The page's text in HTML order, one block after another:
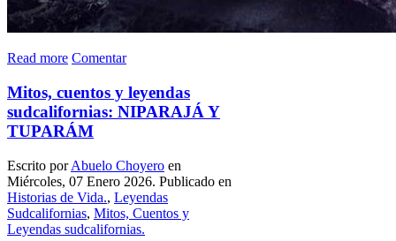
Read more Comentar
Mitos, cuentos y leyendas
sudcalifornias: NIPARAJÁ Y
TUPARÁM
Escrito porAbuelo Choyero en
Miércoles, 07 Enero 2026. Publicado en
Historias de Vida., Leyendas
Sudcalifornias, Mitos, Cuentos y
Leyendas sudcalifornias.